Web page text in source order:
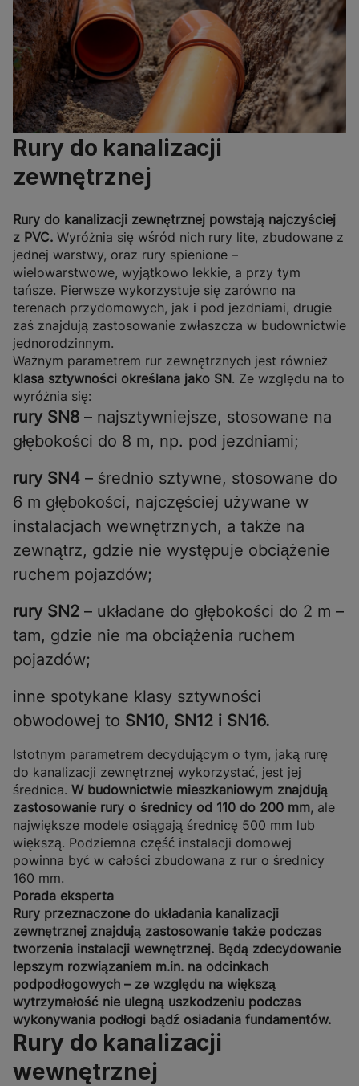
Rury do kanalizacji
zewnętrznej
Rury do kanalizacji zewnętrznej powstają najczyściej
z PVC. Wyróżnia się wśród nich rury lite, zbudowane z
jednej warstwy, oraz rury spienione –
wielowarstwowe, wyjątkowo lekkie, a przy tym
tańsze. Pierwsze wykorzystuje się zarówno na
terenach przydomowych, jak i pod jezdniami, drugie
zaś znajdują zastosowanie zwłaszcza w budownictwie
jednorodzinnym.
Ważnym parametrem rur zewnętrznych jest również
klasa sztywności określana jako SN. Ze względu na to
wyróżnia się:
rury SN8 – najsztywniejsze, stosowane na
głębokości do 8 m, np. pod jezdniami;
rury SN4 – średnio sztywne, stosowane do
6 m głębokości, najczęściej używane w
instalacjach wewnętrznych, a także na
zewnątrz, gdzie nie występuje obciążenie
ruchem pojazdów;
rury SN2 – układane do głębokości do 2 m –
tam, gdzie nie ma obciążenia ruchem
pojazdów;
inne spotykane klasy sztywności
obwodowej to SN10, SN12 i SN16.
Istotnym parametrem decydującym o tym, jaką rurę
do kanalizacji zewnętrznej wykorzystać, jest jej
średnica. W budownictwie mieszkaniowym znajdują
zastosowanie rury o średnicy od 110 do 200 mm, ale
największe modele osiągają średnicę 500 mm lub
większą. Podziemna część instalacji domowej
powinna być w całości zbudowana z rur o średnicy
160 mm.
Porada eksperta
Rury przeznaczone do układania kanalizacji
zewnętrznej znajdują zastosowanie także podczas
tworzenia instalacji wewnętrznej. Będą zdecydowanie
lepszym rozwiązaniem m.in. na odcinkach
podpodłogowych – ze względu na większą
wytrzymałość nie ulegną uszkodzeniu podczas
wykonywania podłogi bądź osiadania fundamentów.
Rury do kanalizacji
wewnętrznej